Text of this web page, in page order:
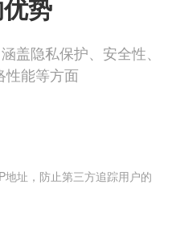
势
盖隐私保护、安全性、
性能等方面
地址，防止第三方追踪用户的